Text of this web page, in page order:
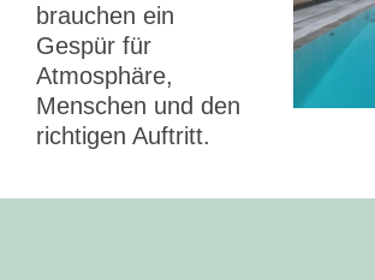
brauchen ein
Gespür für
Atmosphäre,
Menschen und den
richtigen Auftritt.